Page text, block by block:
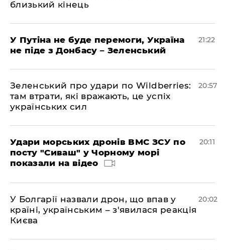
близький кінець
У Путіна не буде перемоги, Україна
не піде з Донбасу – Зеленський
21:22
Зеленський про удари по Wildberries:
там втрати, які вражають, це успіх
українських сил
20:57
Удари морських дронів ВМС ЗСУ по
посту "Сиваш" у Чорному морі
показали на відео
20:11
У Болгарії назвали дрон, що впав у
країні, українським – з'явилася реакція
Києва
20:02